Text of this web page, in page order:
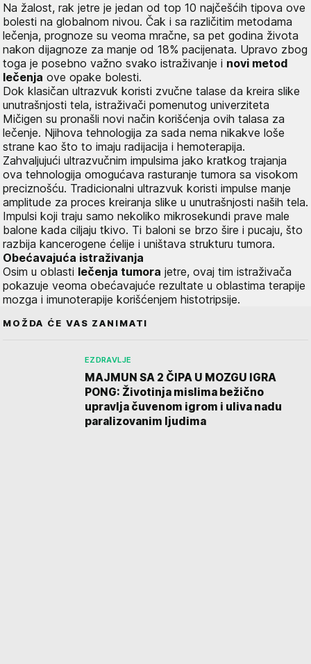
Na žalost, rak jetre je jedan od top 10 najčešćih tipova ove
bolesti na globalnom nivou. Čak i sa različitim metodama
lečenja, prognoze su veoma mračne, sa pet godina života
nakon dijagnoze za manje od 18% pacijenata. Upravo zbog
toga je posebno važno svako istraživanje i novi metod
lečenja ove opake bolesti.
Dok klasičan ultrazvuk koristi zvučne talase da kreira slike
unutrašnjosti tela, istraživači pomenutog univerziteta
Mičigen su pronašli novi način korišćenja ovih talasa za
lečenje. Njihova tehnologija za sada nema nikakve loše
strane kao što to imaju radijacija i hemoterapija.
Zahvaljujući ultrazvučnim impulsima jako kratkog trajanja
ova tehnologija omogućava rasturanje tumora sa visokom
preciznošću. Tradicionalni ultrazvuk koristi impulse manje
amplitude za proces kreiranja slike u unutrašnjosti naših tela.
Impulsi koji traju samo nekoliko mikrosekundi prave male
balone kada ciljaju tkivo. Ti baloni se brzo šire i pucaju, što
razbija kancerogene ćelije i uništava strukturu tumora.
Obećavajuća istraživanja
Osim u oblasti lečenja tumora jetre, ovaj tim istraživača
pokazuje veoma obećavajuće rezultate u oblastima terapije
mozga i imunoterapije korišćenjem histotripsije.
MOŽDA ĆE VAS ZANIMATI
EZDRAVLJE
MAJMUN SA 2 ČIPA U MOZGU IGRA
PONG: Životinja mislima bežično
upravlja čuvenom igrom i uliva nadu
paralizovanim ljudima